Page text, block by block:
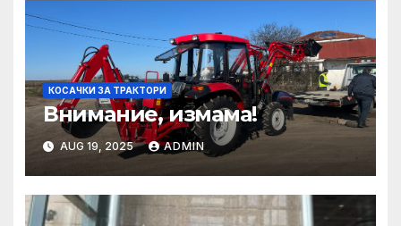
КОСАЧКИ ЗА ТРАКТОРИ
Внимание, измама!
AUG 19, 2025 ADMIN